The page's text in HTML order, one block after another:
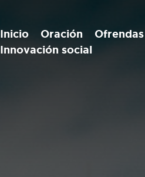
Inicio Oración Ofrendas
Innovación social